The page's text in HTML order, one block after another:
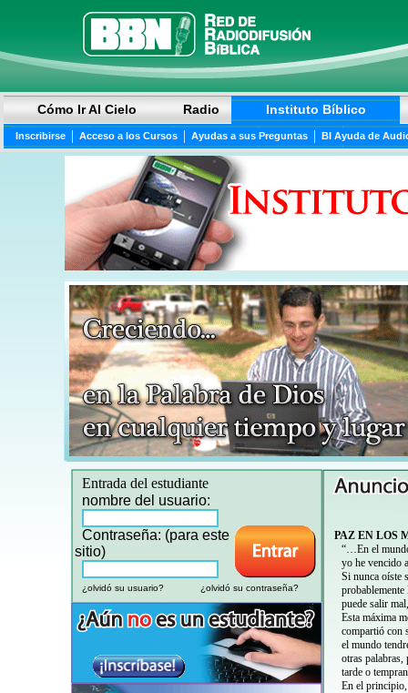
Cómo Ir Al Cielo Radio Instituto Bíblico
Inscribirse | Acceso a los Cursos | Ayudas a sus Preguntas | BI Ayuda de
Entrada del estudiante
nombre del usuario:
Contraseña: (para este
sitio)
¿olvidó su usuario? ¿olvidó su contraseña?
PAZ EN LOS
“…En el
yo he vencido
Si nunca oíste
puede salir
Esta máxima
compartió con
el mundo
otras
tarde o
En el